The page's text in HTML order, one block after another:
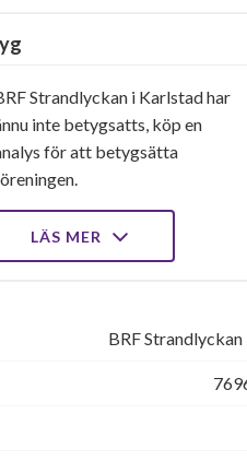
Strandlyckan i Karlstad har
inte betygsatts, köp en
för att betygsätta
LÄS MER
BRF